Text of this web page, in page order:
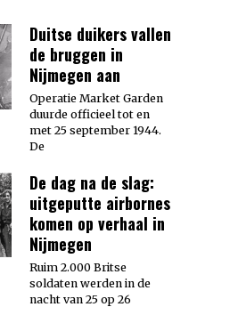
Duitse duikers vallen
de bruggen in
Nijmegen aan
Operatie Market Garden
duurde officieel tot en
met 25 september 1944.
De
De dag na de slag:
uitgeputte airbornes
komen op verhaal in
Nijmegen
Ruim 2.000 Britse
soldaten werden in de
nacht van 25 op 26